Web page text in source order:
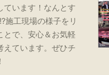
ています！なんとす
施工現場の様子をリ
とで、安心＆お気軽
えています。ぜひチ